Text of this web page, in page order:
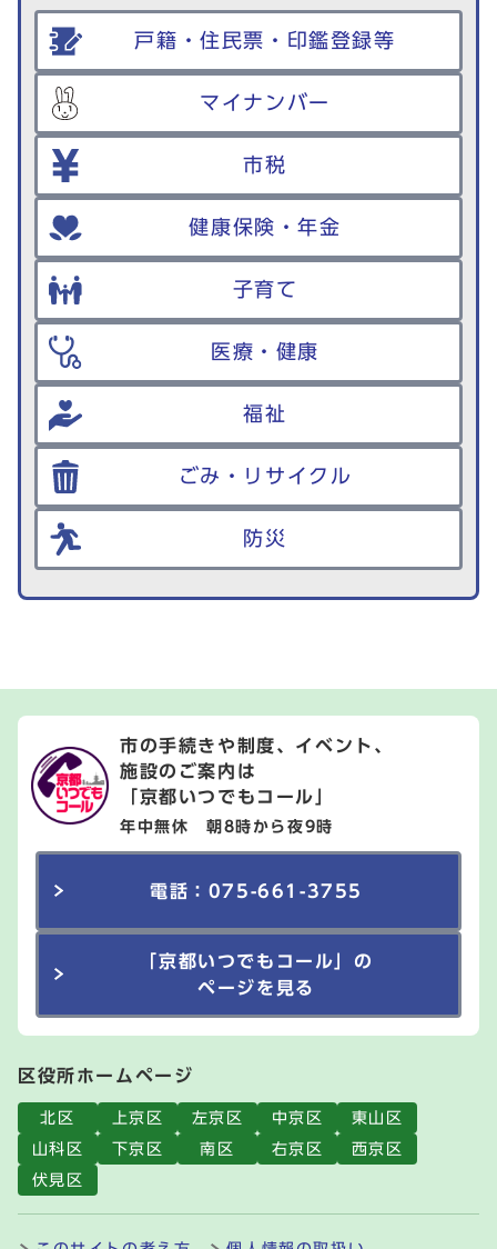
戸籍・住民票・印鑑登録等
マイナンバー
市税
健康保険・年金
子育て
医療・健康
福祉
ごみ・リサイクル
防災
市の手続きや制度、イベント、
施設のご案内は
「京都いつでもコール」
年中無休 朝8時から夜9時
電話：075-661-3755
「京都いつでもコール」の
ページを見る
区役所ホームページ
北区 上京区 左京区 中京区
東山区
山科区
下京区 南区 右京区
西京区
伏見区